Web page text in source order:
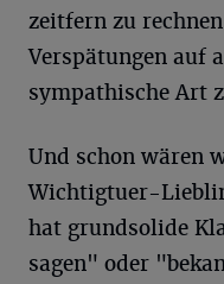
zeitfern zu
Verspätungen auf
sympathische Art
Und schon wären
Wichtigtuer-
hat grundsolide
sagen" oder